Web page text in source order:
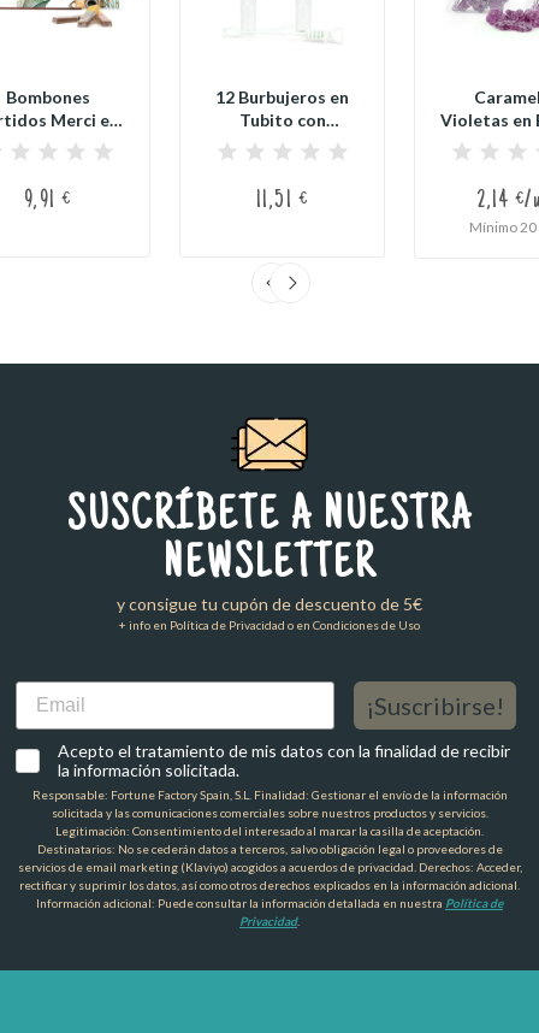
Bombones
Merci en
Caja
9,91 €
12 Burbujeros en
Tubito con
Corazón para
Boda...
11,51 €
Violetas en
2,14 €/
Mínimo 20
SUSCRÍBETE A NUESTRA
NEWSLETTER
y consigue tu cupón de descuento de 5€
+ info en Política de Privacidad o en Condiciones de Uso
Email
¡Suscribirse!
Acepto el tratamiento de mis datos con la finalidad de recibir
la información solicitada.
Responsable: Fortune Factory Spain, S.L. Finalidad: Gestionar el envío de la información
solicitada y las comunicaciones comerciales sobre nuestros productos y servicios.
Legitimación: Consentimiento del interesado al marcar la casilla de aceptación.
Destinatarios: No se cederán datos a terceros, salvo obligación legal o proveedores de
servicios de email marketing (Klaviyo) acogidos a acuerdos de privacidad. Derechos: Acceder,
rectificar y suprimir los datos, así como otros derechos explicados en la información adicional.
Información adicional: Puede consultar la información detallada en nuestra Política de
Privacidad.